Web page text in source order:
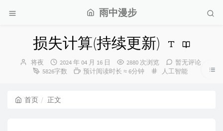
雨中漫步
损失计算(持续更新)
博
主：
将夜
发
布
2024 年 04 月 16 日 2880 次浏览
暂无评论
5826字数
预计阅读时长 ≈ 6分钟
分
人工智能
首页 正文